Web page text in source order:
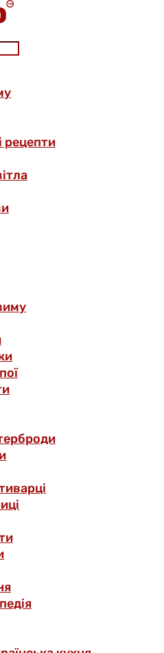
рецепти